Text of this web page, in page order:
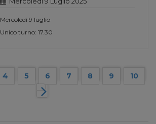
Mercoledì 9 luglio
Unico turno: 17.30
4 5 6 7 8 9 10